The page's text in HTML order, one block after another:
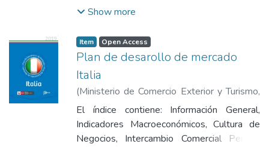
Países Bajos, Acuerdos Comerciales y
y Transporte de Mercaderías,Canales de
Comercialización, Tendencias del
Consumidor y Características del Mercado,
Priorización de Productos, Oportunidades
Comerciales para Productos Peruanos, Plan
de Acción, Principales Ferias en Países
Bajos y Fuentes de Información.
Show more
Item Open Access
Plan de desarollo de mercado
Italia
(Ministerio de Comercio Exterior y Turismo,
2019)Ministerio de Comercio Exterior y
Turismo
El índice contiene: Información General,
Indicadores Macroeconómicos, Cultura de
Negocios, Intercambio Comercial Perú -